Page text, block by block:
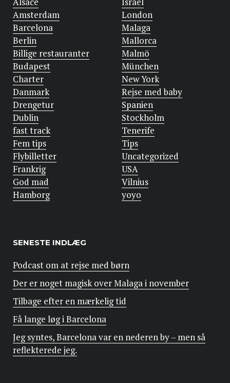
Amsterdam
Barcelona
Berlin
Billige restauranter
Budapest
Charter
Danmark
Drengetur
Dublin
fast track
Fem tips
Flybilletter
Frankrig
God mad
Hamborg
London
Malaga
Mallorca
Malmö
München
New York
Rejse med baby
Spanien
Stockholm
Tenerife
Tips
Uncategorized
USA
Vilnius
yoyo
SENESTE INDLÆG
Podcast om at rejse med børn
Der er noget magisk over Malaga i november
Tilbage efter en mærkelig tid
Få lange løg i Barcelona
Jeg syntes, Barcelona var en nederen by – men så
reflekterede jeg.